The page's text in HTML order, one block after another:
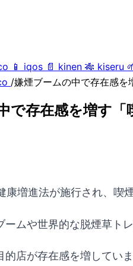
📱 iqos 📄 kinen 🎋 kiseru
/嫌煙ブームの中で存在感を
で存在感を増す「
増進法が施行され、喫
ームや世界的な脱煙草ト
店が存在感を増していま